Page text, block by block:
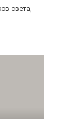
света,